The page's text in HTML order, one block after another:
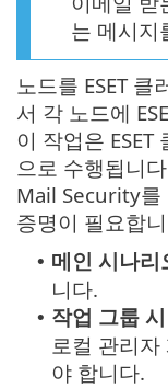
는 메시지
노드를 ESET
서 각 노드에
이 작업은
으로 수행됩니
Mail Security를
증명이 필요합
• 메인 시나리
니다.
• 작업 그룹
로컬 관리자
야 합니다.